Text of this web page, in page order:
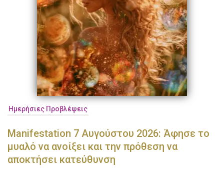
Ημερήσιες Προβλέψεις
Manifestation 7 Αυγούστου 2026: Άφησε το
μυαλό να ανοίξει και την πρόθεση να
αποκτήσει κατεύθυνση